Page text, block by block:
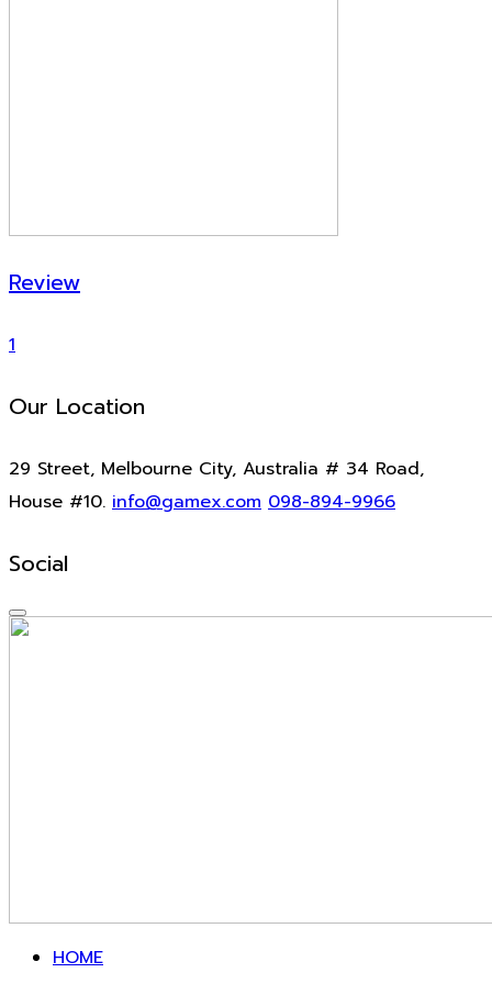
Review
1
Our Location
29 Street, Melbourne City, Australia # 34 Road,
House #10. info@gamex.com 098-894-9966
Social
HOME